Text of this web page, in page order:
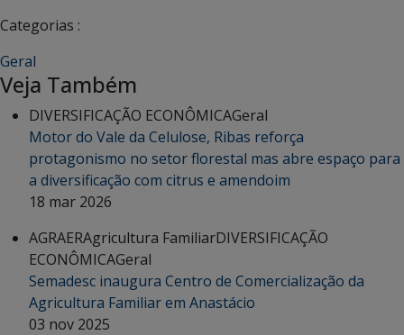
Categorias :
Geral
Veja Também
DIVERSIFICAÇÃO ECONÔMICAGeral
Motor do Vale da Celulose, Ribas reforça
protagonismo no setor florestal mas abre espaço para
a diversificação com citrus e amendoim
18 mar 2026
AGRAERAgricultura FamiliarDIVERSIFICAÇÃO
ECONÔMICAGeral
Semadesc inaugura Centro de Comercialização da
Agricultura Familiar em Anastácio
03 nov 2025